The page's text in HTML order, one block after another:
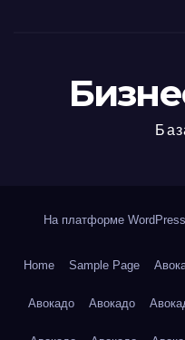
На платформе WordPress
Home Sample Page
Авокадо Авокадо